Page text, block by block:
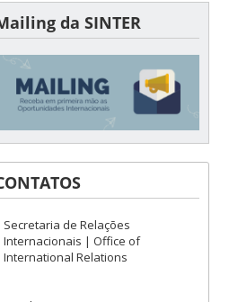
da SINTER
Secretaria de Relações
Internacionais | Office of
International Relations